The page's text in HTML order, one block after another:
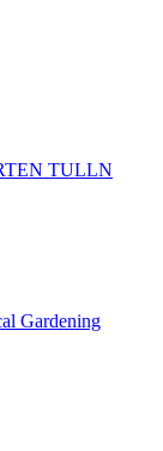
TULLN
Gardening